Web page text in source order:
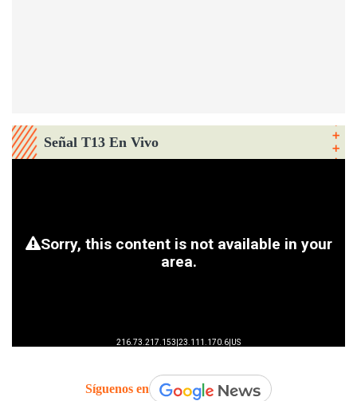
Señal T13 En Vivo
Síguenos en